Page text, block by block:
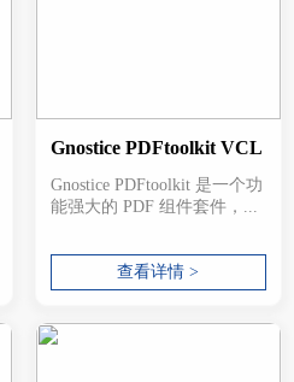
Gnostice PDFtoolkit VCL
Gnostice PDFtoolkit 是一个功
能强大的 PDF 组件套件，...
查看详情 >